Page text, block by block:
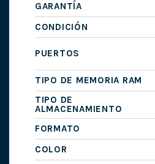
GARANTÍA
CONDICIÓN
PUERTOS
TIPO DE MEMORIA RAM
TIPO DE
ALMACENAMIENTO
FORMATO
COLOR